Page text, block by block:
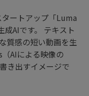
ートアップ「Luma
AIです。 テキスト
質感の短い動画を生
AIによる映像の
き出すイメージで